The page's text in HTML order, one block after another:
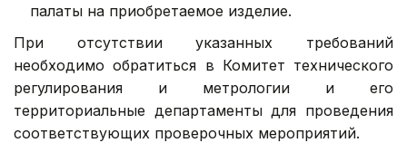
палаты на приобретаемое изделие.
При отсутствии указанных требований
необходимо обратиться в Комитет технического
регулирования и метрологии и его
территориальные департаменты для проведения
соответствующих проверочных мероприятий.